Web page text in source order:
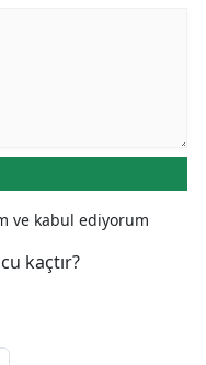
ve kabul ediyorum
kaçtır?